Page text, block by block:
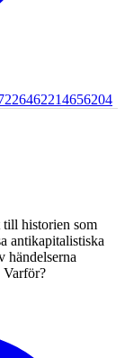
till historien som
antikapitalistiska
händelserna
Varför?